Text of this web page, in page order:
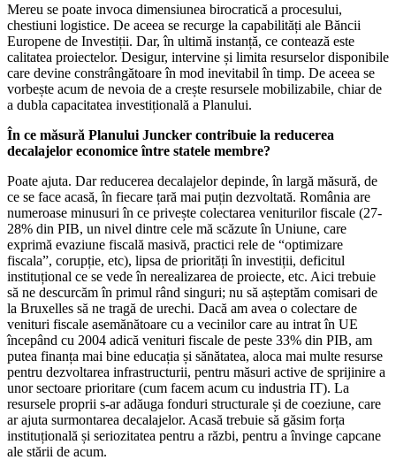
Mereu se poate invoca dimensiunea birocratică a procesului,
chestiuni logistice. De aceea se recurge la capabilități ale Băncii
Europene de Investiții. Dar, în ultimă instanță, ce contează este
calitatea proiectelor. Desigur, intervine și limita resurselor disponibile
care devine constrângătoare în mod inevitabil în timp. De aceea se
vorbește acum de nevoia de a crește resursele mobilizabile, chiar de
a dubla capacitatea investițională a Planului.
În ce măsură Planului Juncker contribuie la reducerea
decalajelor economice între statele membre?
Poate ajuta. Dar reducerea decalajelor depinde, în largă măsură, de
ce se face acasă, în fiecare țară mai puțin dezvoltată. România are
numeroase minusuri în ce privește colectarea veniturilor fiscale (27-
28% din PIB, un nivel dintre cele mă scăzute în Uniune, care
exprimă evaziune fiscală masivă, practici rele de “optimizare
fiscala”, corupție, etc), lipsa de priorități în investiții, deficitul
instituțional ce se vede în nerealizarea de proiecte, etc. Aici trebuie
să ne descurcăm în primul rând singuri; nu să așteptăm comisari de
la Bruxelles să ne tragă de urechi. Dacă am avea o colectare de
venituri fiscale asemănătoare cu a vecinilor care au intrat în UE
începând cu 2004 adică venituri fiscale de peste 33% din PIB, am
putea finanța mai bine educația și sănătatea, aloca mai multe resurse
pentru dezvoltarea infrastructurii, pentru măsuri active de sprijinire a
unor sectoare prioritare (cum facem acum cu industria IT). La
resursele proprii s-ar adăuga fonduri structurale și de coeziune, care
ar ajuta surmontarea decalajelor. Acasă trebuie să găsim forța
instituțională și seriozitatea pentru a răzbi, pentru a învinge capcane
ale stării de acum.